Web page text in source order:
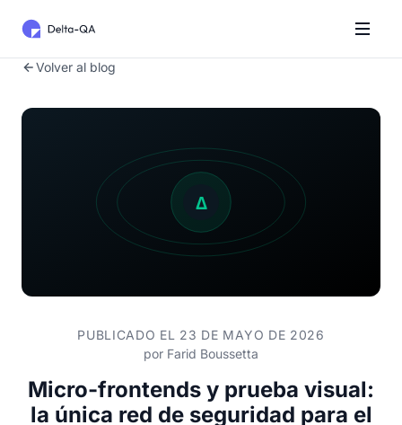
Volver al blog
PUBLICADO EL 23 DE MAYO DE 2026
por Farid Boussetta
Micro-frontends y prueba visual:
la única red de seguridad para el